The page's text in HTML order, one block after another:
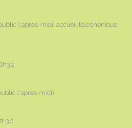
l'après-midi, accueil téléphonique
l'après-midi)